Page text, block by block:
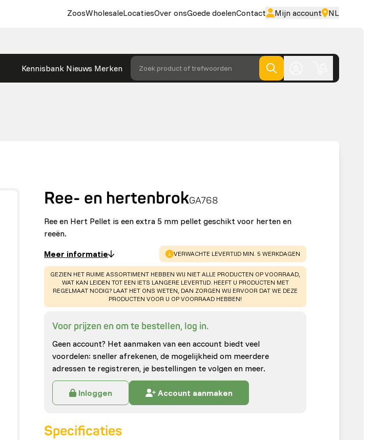
ZoosWholesaleLocatiesOver onsGoede doelenContact Mijn account NL
Kennisbank Nieuws Merken Zoek product of trefwoorden
Ree- en hertenbrokGA768
Ree en Hert Pellet is een extra 5 mm pellet geschikt voor herten en
reeën.
Meer informatie
WARNING:
VERWACHTE LEVERTIJD MIN. 5 WERKDAGEN
WARNING:
GEZIEN HET RUIME ASSORTIMENT HEBBEN WIJ NIET ALLE PRODUCTEN OP VOORRAAD,
WAT KAN LEIDEN TOT EEN IETS LANGERE LEVERTIJD. HEEFT U PRODUCTEN MET
REGELMAAT NODIG? LAAT HET ONS WETEN, DAN ZORGEN WIJ ERVOOR DAT WE DEZE
PRODUCTEN VOOR U OP VOORRAAD HEBBEN!
Voor prijzen en om te bestellen, log in.
Geen account? Het aanmaken van een account biedt veel
voordelen: sneller afrekenen, de mogelijkheid om meerdere
adressen te registreren, je bestellingen te volgen en meer.
Inloggen Account aanmaken
Specificaties